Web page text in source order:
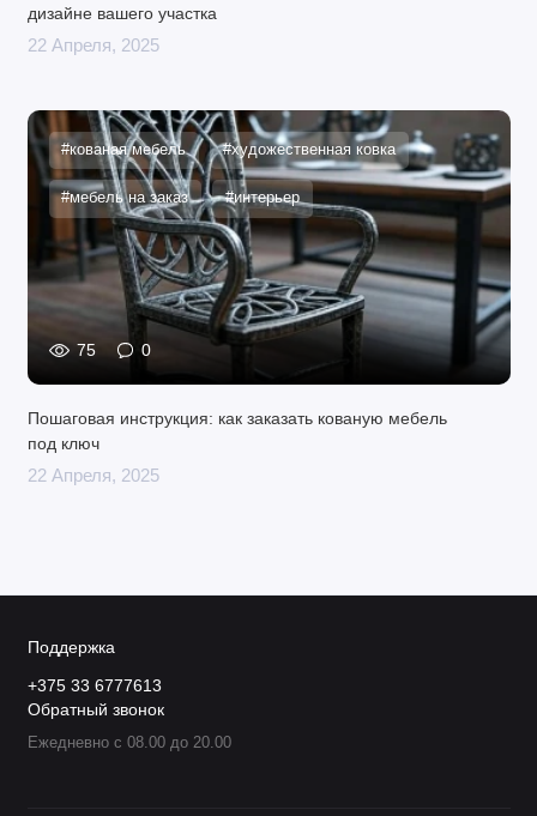
дизайне вашего участка
22 Апреля, 2025
#кованая мебель #художественная ковка
#мебель на заказ #интерьер
75 0
Пошаговая инструкция: как заказать кованую мебель
под ключ
22 Апреля, 2025
Поддержка
+375 33 6777613
Обратный звонок
Ежедневно с 08.00 до 20.00